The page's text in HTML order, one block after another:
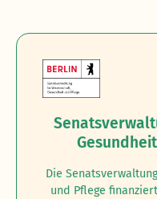
Die
und Pflege